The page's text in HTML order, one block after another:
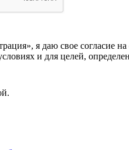
я даю свое согласие
и для целей,